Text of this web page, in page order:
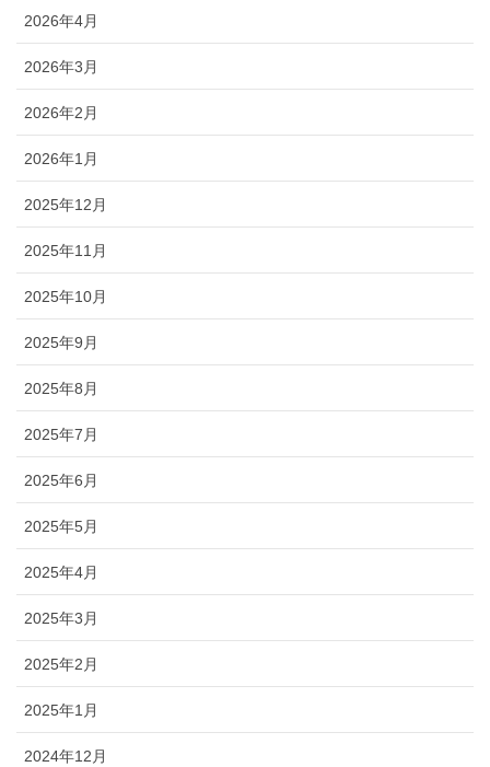
2026年4月
2026年3月
2026年2月
2026年1月
2025年12月
2025年11月
2025年10月
2025年9月
2025年8月
2025年7月
2025年6月
2025年5月
2025年4月
2025年3月
2025年2月
2025年1月
2024年12月